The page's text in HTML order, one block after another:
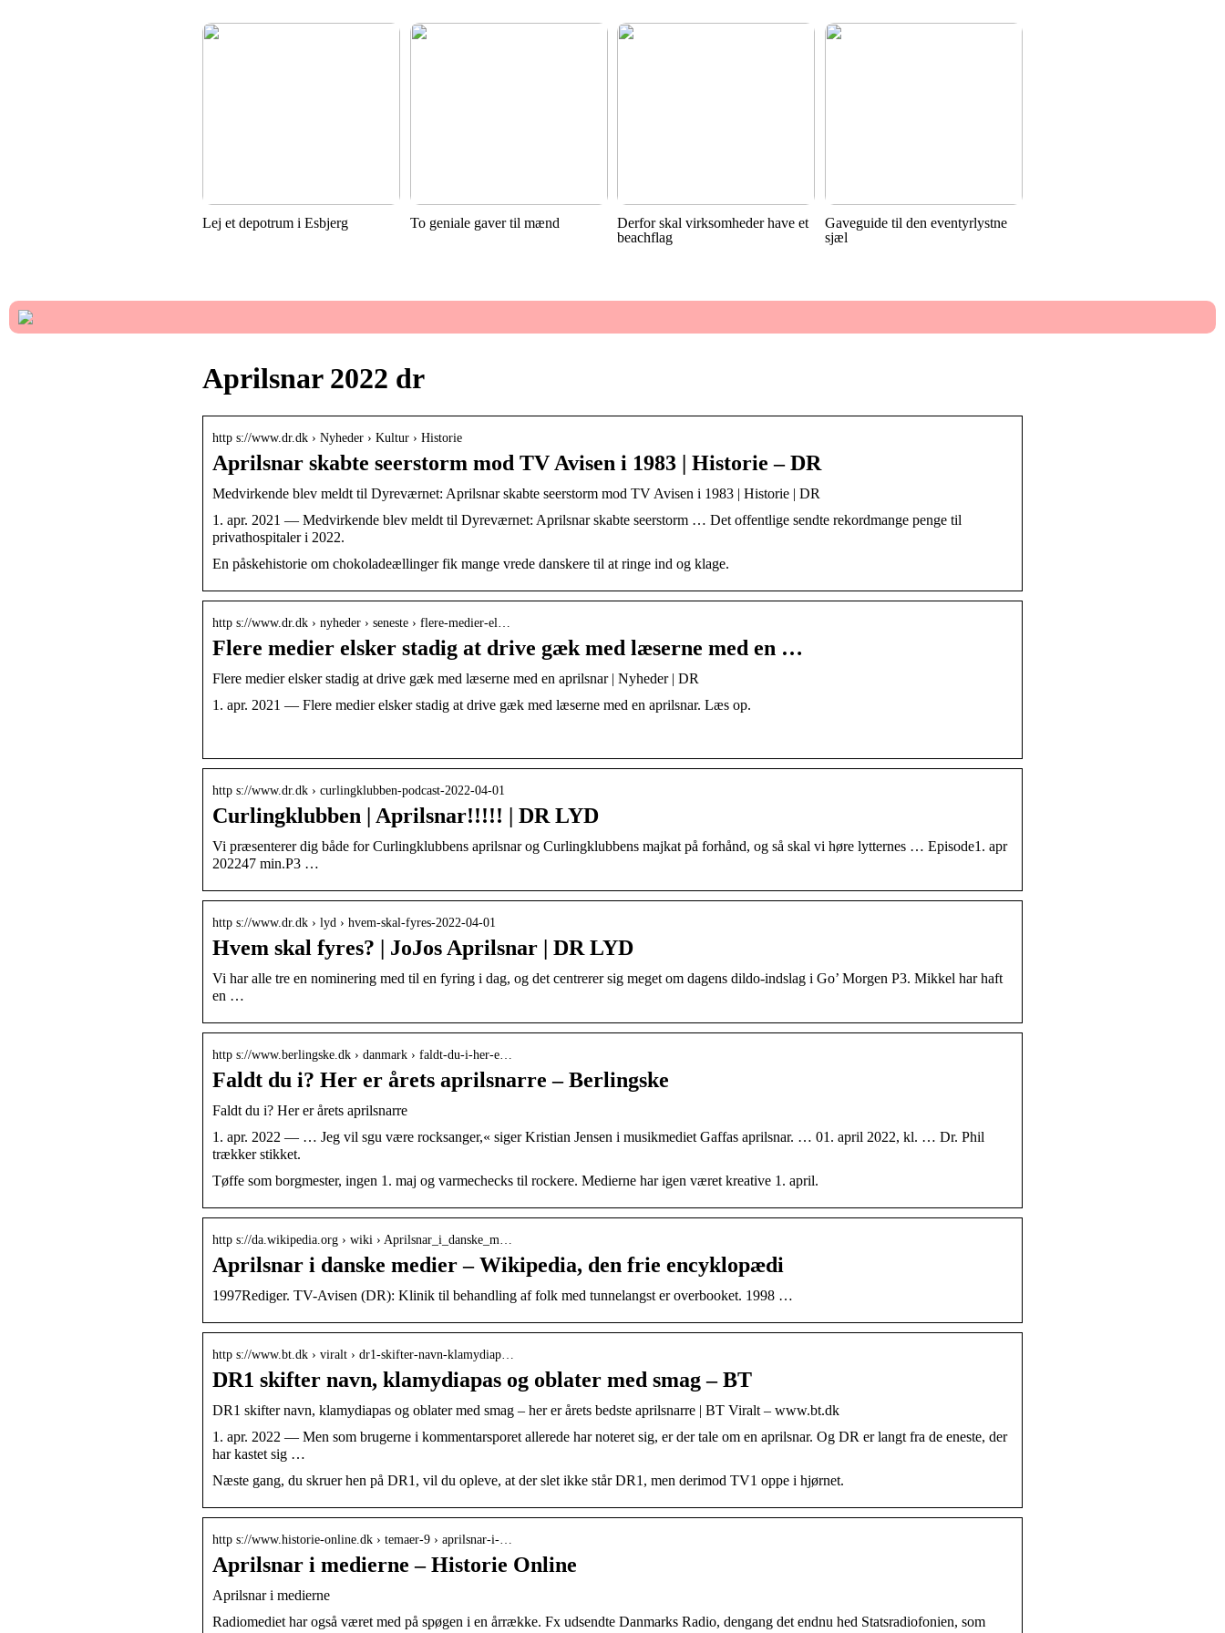
Lej et depotrum i Esbjerg To geniale gaver til mænd
Derfor skal virksomheder have et
beachflag
Gaveguide til den eventyrlystne
sjæl
Aprilsnar 2022 dr
http s://www.dr.dk › Nyheder › Kultur › Historie
Aprilsnar skabte seerstorm mod TV Avisen i 1983 | Historie – DR
Medvirkende blev meldt til Dyreværnet: Aprilsnar skabte seerstorm mod TV Avisen i 1983 | Historie | DR
1. apr. 2021 — Medvirkende blev meldt til Dyreværnet: Aprilsnar skabte seerstorm … Det offentlige sendte rekordmange penge til
privathospitaler i 2022.
En påskehistorie om chokoladeællinger fik mange vrede danskere til at ringe ind og klage.
http s://www.dr.dk › nyheder › seneste › flere-medier-el…
Flere medier elsker stadig at drive gæk med læserne med en …
Flere medier elsker stadig at drive gæk med læserne med en aprilsnar | Nyheder | DR
1. apr. 2021 — Flere medier elsker stadig at drive gæk med læserne med en aprilsnar. Læs op.
http s://www.dr.dk › curlingklubben-podcast-2022-04-01
Curlingklubben | Aprilsnar!!!!! | DR LYD
Vi præsenterer dig både for Curlingklubbens aprilsnar og Curlingklubbens majkat på forhånd, og så skal vi høre lytternes … Episode1. apr
202247 min.P3 …
http s://www.dr.dk › lyd › hvem-skal-fyres-2022-04-01
Hvem skal fyres? | JoJos Aprilsnar | DR LYD
Vi har alle tre en nominering med til en fyring i dag, og det centrerer sig meget om dagens dildo-indslag i Go’ Morgen P3. Mikkel har haft
en …
http s://www.berlingske.dk › danmark › faldt-du-i-her-e…
Faldt du i? Her er årets aprilsnarre – Berlingske
Faldt du i? Her er årets aprilsnarre
1. apr. 2022 — … Jeg vil sgu være rocksanger,« siger Kristian Jensen i musikmediet Gaffas aprilsnar. … 01. april 2022, kl. … Dr. Phil
trækker stikket.
Tøffe som borgmester, ingen 1. maj og varmechecks til rockere. Medierne har igen været kreative 1. april.
http s://da.wikipedia.org › wiki › Aprilsnar_i_danske_m…
Aprilsnar i danske medier – Wikipedia, den frie encyklopædi
1997Rediger. TV-Avisen (DR): Klinik til behandling af folk med tunnelangst er overbooket. 1998 …
http s://www.bt.dk › viralt › dr1-skifter-navn-klamydiap…
DR1 skifter navn, klamydiapas og oblater med smag – BT
DR1 skifter navn, klamydiapas og oblater med smag – her er årets bedste aprilsnarre | BT Viralt – www.bt.dk
1. apr. 2022 — Men som brugerne i kommentarsporet allerede har noteret sig, er der tale om en aprilsnar. Og DR er langt fra de eneste, der
har kastet sig …
Næste gang, du skruer hen på DR1, vil du opleve, at der slet ikke står DR1, men derimod TV1 oppe i hjørnet.
http s://www.historie-online.dk › temaer-9 › aprilsnar-i-…
Aprilsnar i medierne – Historie Online
Aprilsnar i medierne
Radiomediet har også været med på spøgen i en årrække. Fx udsendte Danmarks Radio, dengang det endnu hed Statsradiofonien, som